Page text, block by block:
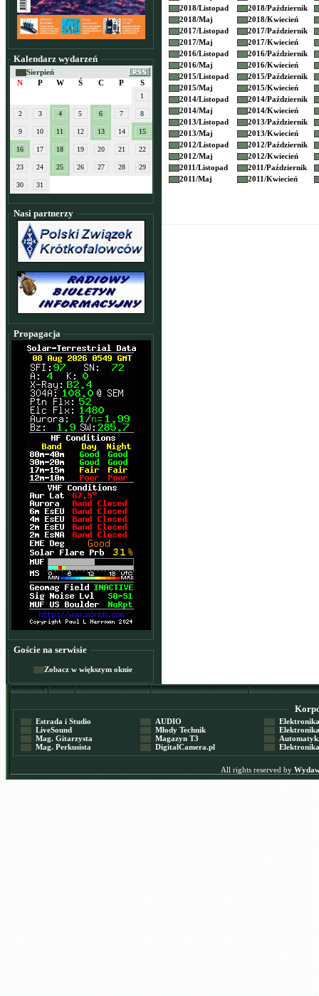
Kalendarz wydarzeń
Sierpień
N
P W Ś C P S
1
2 3 4 5 6 7 8
9 10 11 12 13 14 15
16 17 18 19 20 21 22
23 24 25 26 27 28 29
30 31
Nasi partnerzy
Propagacja
Goście na serwisie
Zobacz w większym oknie
2018/Listopad 2018/Październik
2018/Maj 2018/Kwiecień
2017/Listopad 2017/Październik
2017/Maj 2017/Kwiecień
2016/Listopad 2016/Październik
2016/Maj 2016/Kwiecień
2015/Listopad 2015/Październik
2015/Maj 2015/Kwiecień
2014/Listopad 2014/Październik
2014/Maj 2014/Kwiecień
2013/Listopad 2013/Październik
2013/Maj 2013/Kwiecień
2012/Listopad 2012/Październik
2012/Maj 2012/Kwiecień
2011/Listopad 2011/Październik
2011/Maj 2011/Kwiecień
Estrada i Studio
LiveSound
Mag. Gitarzysta
Mag. Perkusista
AUDIO
Młody Technik
Magazyn T3
DigitalCamera.pl
Elektronika
Elektronika
Automatyka
Elektronika
All rights reserved by